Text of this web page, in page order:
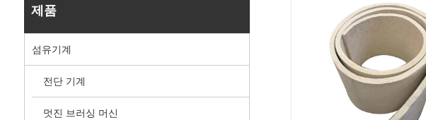
제품
섬유기계
전단 기계
멋진 브러싱 머신